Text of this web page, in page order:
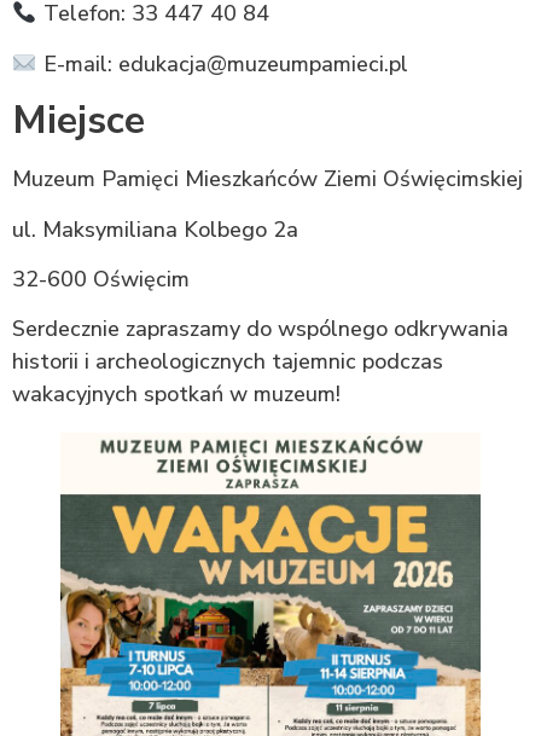
Telefon: 33 447 40 84
E-mail: edukacja@muzeumpamieci.pl
Miejsce
Muzeum Pamięci Mieszkańców Ziemi Oświęcimskiej
ul. Maksymiliana Kolbego 2a
32-600 Oświęcim
Serdecznie zapraszamy do wspólnego odkrywania
historii i archeologicznych tajemnic podczas
wakacyjnych spotkań w muzeum!